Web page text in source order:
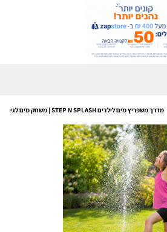
מדרך משפריץ מים לילדים STEP N SPLASH | משחק מים לגינה לקיץ